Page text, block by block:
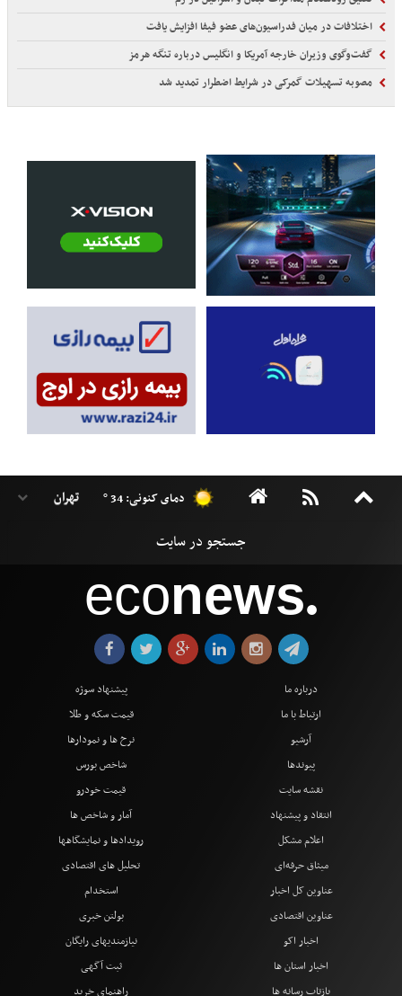
اختلافات در میان فدراسیون‌های عضو فیفا افزایش یافت
گفت‌وگوی وزیران خارجه آمریکا و انگلیس درباره تنگه هرمز
مصوبه تسهیلات گمرکی در شرایط اضطرار تمدید شد
دمای کنونی: 34 °
econews●
درباره ما
ارتباط با ما
آرشیو
پیوندها
نقشه سایت
انتقاد و پیشنهاد
اعلام مشکل
میثاق حرفه‌ای
پیشنهاد سوژه
قیمت سکه و طلا
نرخ ها و نمودارها
شاخص بورس
قیمت خودرو
آمار و شاخص ها
رویدادها و نمایشگاهها
تحلیل های اقتصادی
عناوین کل اخبار
عناوین اقتصادی
اخبار اکو
اخبار استان ها
بازتاب رسانه ها
استخدام
بولتن خبری
نیازمندیهای رایگان
ثبت آگهی
راهنمای خرید